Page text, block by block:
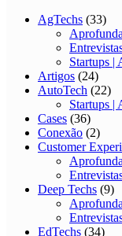
AgTechs (33)
Startups |
Artigos (24)
AutoTech (22)
Startups |
Cases (36)
Conexão (2)
Customer
Deep Techs (9)
EdTechs (34)